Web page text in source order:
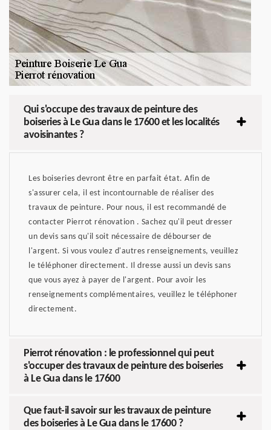
Qui s'occupe des travaux de peinture des
boiseries à Le Gua dans le 17600 et les localités
avoisinantes ?
Les boiseries devront être en parfait état. Afin de
s'assurer cela, il est incontournable de réaliser des
travaux de peinture. Pour nous, il est recommandé de
contacter Pierrot rénovation . Sachez qu'il peut dresser
un devis sans qu'il soit nécessaire de débourser de
l'argent. Si vous voulez d'autres renseignements, veuillez
le téléphoner directement. Il dresse aussi un devis sans
que vous ayez à payer de l'argent. Pour avoir les
renseignements complémentaires, veuillez le téléphoner
directement.
Pierrot rénovation : le professionnel qui peut
s'occuper des travaux de peinture des boiseries
à Le Gua dans le 17600
Que faut-il savoir sur les travaux de peinture
des boiseries à Le Gua dans le 17600 ?